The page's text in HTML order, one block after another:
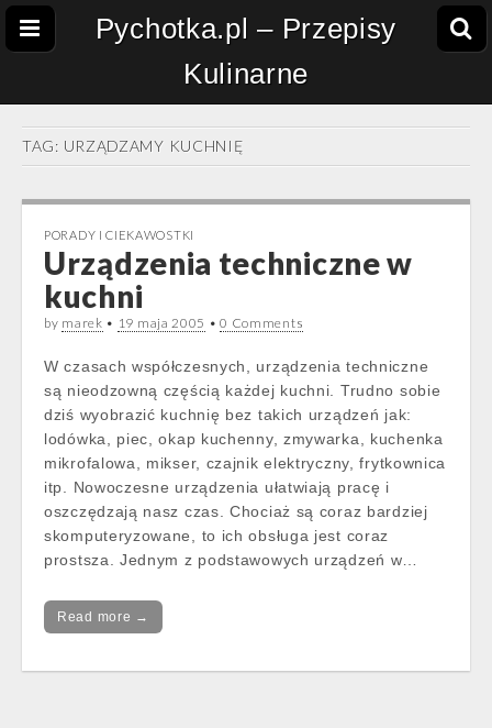
Pychotka.pl – Przepisy
Kulinarne
TAG: URZĄDZAMY KUCHNIĘ
PORADY I CIEKAWOSTKI
Urządzenia techniczne w
kuchni
by marek • 19 maja 2005 •0 Comments
W czasach współczesnych, urządzenia techniczne
są nieodzowną częścią każdej kuchni. Trudno sobie
dziś wyobrazić kuchnię bez takich urządzeń jak:
lodówka, piec, okap kuchenny, zmywarka, kuchenka
mikrofalowa, mikser, czajnik elektryczny, frytkownica
itp. Nowoczesne urządzenia ułatwiają pracę i
oszczędzają nasz czas. Chociaż są coraz bardziej
skomputeryzowane, to ich obsługa jest coraz
prostsza. Jednym z podstawowych urządzeń w…
Read more →